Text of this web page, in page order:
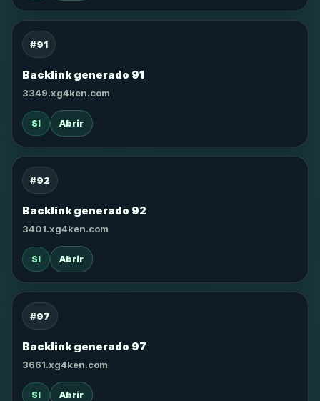
#91
Backlink generado 91
3349.xg4ken.com
SI Abrir
#92
Backlink generado 92
3401.xg4ken.com
SI Abrir
#97
Backlink generado 97
3661.xg4ken.com
SI Abrir